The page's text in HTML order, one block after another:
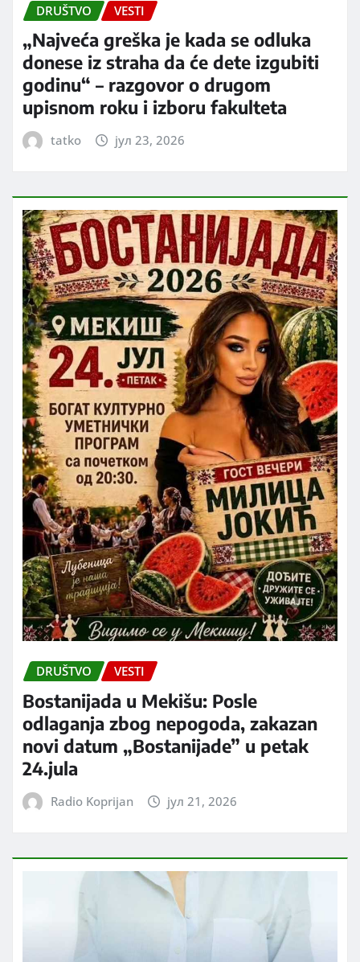
DRUŠTVO VESTI
„Najveća greška je kada se odluka
donese iz straha da će dete izgubiti
godinu“ – razgovor o drugom
upisnom roku i izboru fakulteta
tatko јул 23, 2026
DRUŠTVO VESTI
Bostanijada u Mekišu: Posle
odlaganja zbog nepogoda, zakazan
novi datum „Bostanijade” u petak
24.jula
Radio Koprijan јул 21, 2026